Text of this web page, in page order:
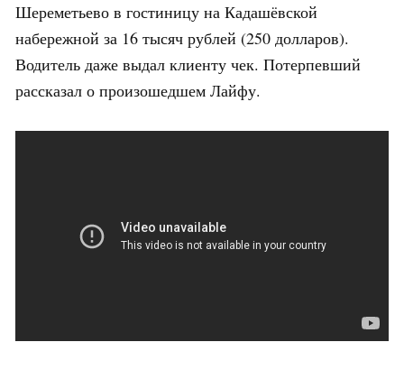
Шереметьево в гостиницу на Кадашёвской
набережной за 16 тысяч рублей (250 долларов).
Водитель даже выдал клиенту чек. Потерпевший
рассказал о произошедшем Лайфу.